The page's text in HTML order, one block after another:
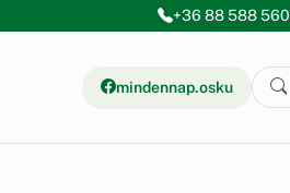
+36 88 588 560
mindennap.osku